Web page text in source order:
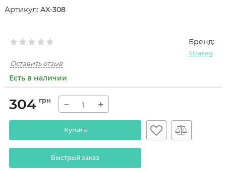
Артикул: AX-308
Бренд:
Strateg
Оставить отзыв
Есть в наличии
304 грн − +
Купить
Быстрый заказ